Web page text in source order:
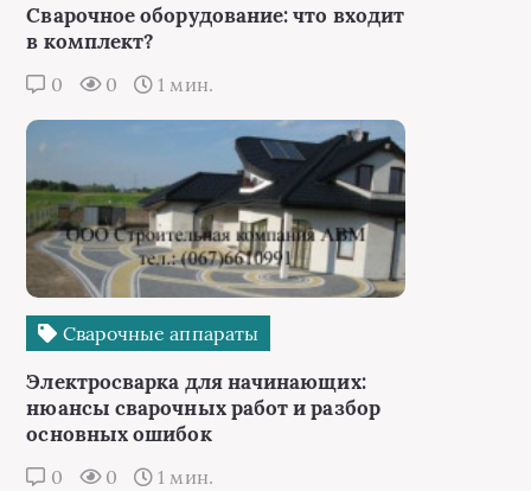
Сварочное оборудование: что входит
в комплект?
0 0 1 мин.
Сварочные аппараты
Электросварка для начинающих:
нюансы сварочных работ и разбор
основных ошибок
0 0 1 мин.